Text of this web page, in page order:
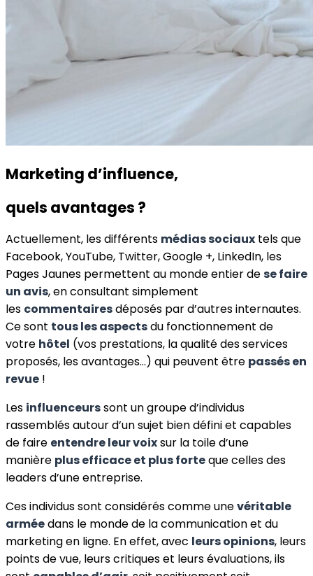
Marketing d’influence,
quels avantages ?
Actuellement, les différents médias sociaux tels que
Facebook, YouTube, Twitter, Google +, LinkedIn, les
Pages Jaunes permettent au monde entier dese faire
un avis, en consultant simplement
les commentairesdéposés par d’autres internautes.
Ce sont tous les aspectsdu fonctionnement de
votre hôtel (vos prestations, la qualité des services
proposés, les avantages…) qui peuvent être passés en
revue !
Les influenceurssont un groupe d’individus
rassemblés autour d’un sujet bien défini et capables
de faire entendre leur voixsur la toile d’une
manière plus efficace et plus forteque celles des
leaders d’une entreprise.
Ces individus sont considérés comme unevéritable
arméedans le monde de la communication et du
marketing en ligne. En effet, avec leurs opinions, leurs
points de vue, leurs critiques et leurs évaluations, ils